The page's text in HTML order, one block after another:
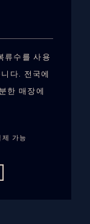
류수를 사용
다. 전국에
한 매장에
가능